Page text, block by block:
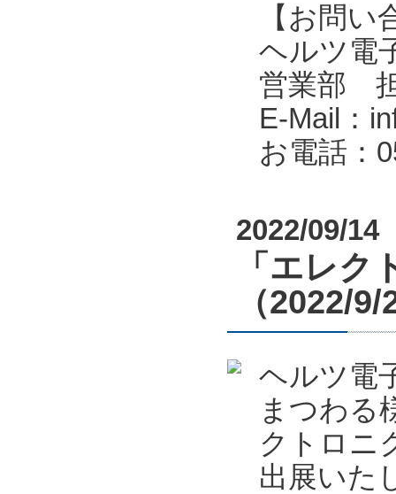
【お問い
ヘルツ電
営業部
E-Mail：
お電話：
2022/09/14
「エレ
（2022/
ヘルツ電
まつわる
クトロニ
出展いた